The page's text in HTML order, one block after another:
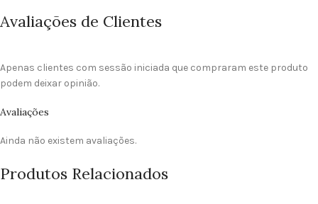
Avaliações de Clientes
Avaliações
Ainda não existem avaliações.
Apenas clientes com sessão iniciada que compraram este produto
podem deixar opinião.
Produtos Relacionados